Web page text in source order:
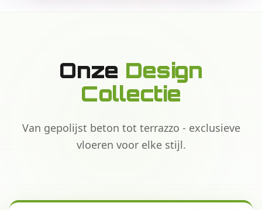
Onze Design
Collectie
Van gepolijst beton tot terrazzo - exclusieve
vloeren voor elke stijl.